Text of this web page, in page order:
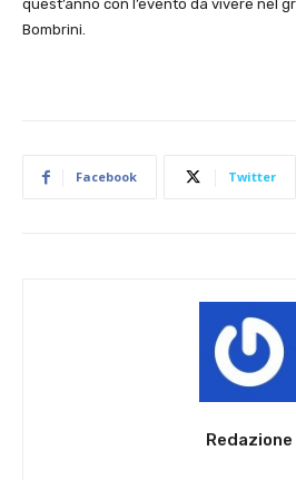
quest’anno con l’evento da vivere nel
Bombrini.
Facebook Twitter
Redazione